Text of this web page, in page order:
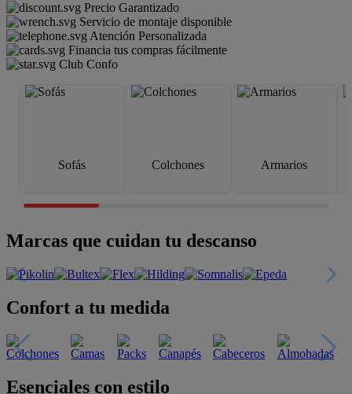
Precio Garantizado
Servicio de montaje disponible
Atención Personalizada
Financia tus compras fácilmente
Club Confo
Sofás Colchones Armarios
Marcas que cuidan tu descanso
Confort a tu medida
Esenciales con estilo